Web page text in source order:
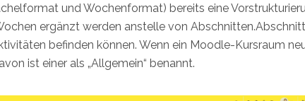
und Wochenformat) bereits eine
ergänzt werden anstelle von
befinden können. Wenn ein Moodle-Kursraum
ist einer als „Allgemein“ benannt.